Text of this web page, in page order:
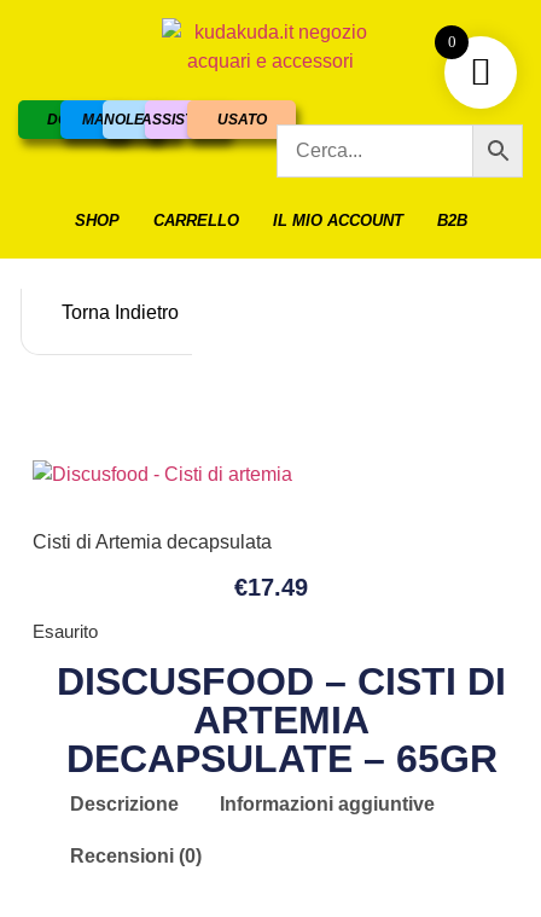
DOLCEMARINO
NOLEGGIOASSISTENZAUSATO
SHOP CARRELLO IL MIO ACCOUNT B2B
Torna Indietro
Cisti di Artemia decapsulata
€17.49
Esaurito
DISCUSFOOD – CISTI DI
ARTEMIA
DECAPSULATE – 65GR
Descrizione Informazioni aggiuntive
Recensioni (0)
0